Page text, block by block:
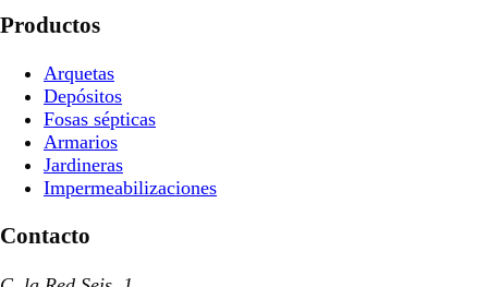
Productos
Arquetas
Depósitos
Fosas sépticas
Armarios
Jardineras
Impermeabilizaciones
Contacto